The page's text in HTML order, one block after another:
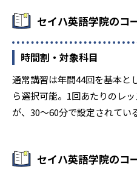
セイハ英語学院のコ
時間割・対象科目
通常講習は年間44回を基本と
ら選択可能。1回あたりのレ
が、30～60分で設定されてい
セイハ英語学院のコ